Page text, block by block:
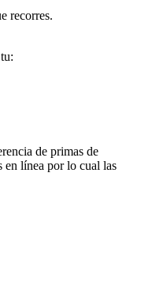
recorres.
de primas de
en línea por lo cual las